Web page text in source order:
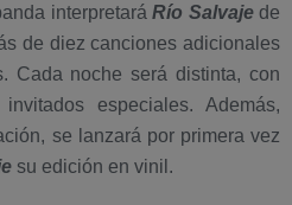
interpretaráRío Salvajede
de diez canciones adicionales
Cada noche será distinta, con
especiales. Además,
se lanzará por primera vez
su edición en vinil.